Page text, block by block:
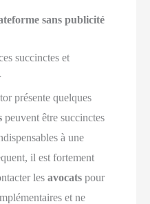
sans publicité
succinctes et
présente quelques
peuvent être succinctes
à une
il est fortement
lesavocats pour
et ne